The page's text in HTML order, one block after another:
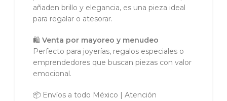
añaden brillo y elegancia, es una pieza ideal
para regalar o atesorar.
🛍️ Venta por mayoreo y menudeo
Perfecto para joyerías, regalos especiales o
emprendedores que buscan piezas con valor
emocional.
📦 Envíos a todo México | Atención